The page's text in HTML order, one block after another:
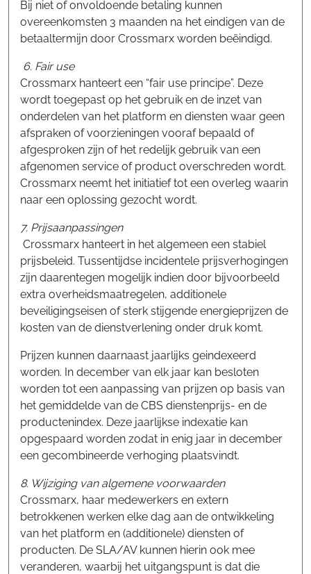
Bij niet of onvoldoende betaling kunnen
overeenkomsten 3 maanden na het eindigen van de
betaaltermijn door Crossmarx worden beëindigd.
6. Fair use
Crossmarx hanteert een “fair use principe”. Deze
wordt toegepast op het gebruik en de inzet van
onderdelen van het platform en diensten waar geen
afspraken of voorzieningen vooraf bepaald of
afgesproken zijn of het redelijk gebruik van een
afgenomen service of product overschreden wordt.
Crossmarx neemt het initiatief tot een overleg waarin
naar een oplossing gezocht wordt.
7. Prijsaanpassingen
Crossmarx hanteert in het algemeen een stabiel
prijsbeleid. Tussentijdse incidentele prijsverhogingen
zijn daarentegen mogelijk indien door bijvoorbeeld
extra overheidsmaatregelen, additionele
beveiligingseisen of sterk stijgende energieprijzen de
kosten van de dienstverlening onder druk komt.
Prijzen kunnen daarnaast jaarlijks geindexeerd
worden. In december van elk jaar kan besloten
worden tot een aanpassing van prijzen op basis van
het gemiddelde van de CBS dienstenprijs- en de
productenindex. Deze jaarlijkse indexatie kan
opgespaard worden zodat in enig jaar in december
een gecombineerde verhoging plaatsvindt.
8. Wijziging van algemene voorwaarden
Crossmarx, haar medewerkers en extern
betrokkenen werken elke dag aan de ontwikkeling
van het platform en (additionele) diensten of
producten. De SLA/AV kunnen hierin ook mee
veranderen, waarbij het uitgangspunt is dat die